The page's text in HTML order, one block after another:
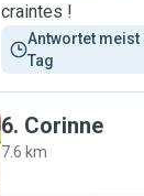
craintes !
Antwortet meist
Tag
6. Corinne
7.6 km